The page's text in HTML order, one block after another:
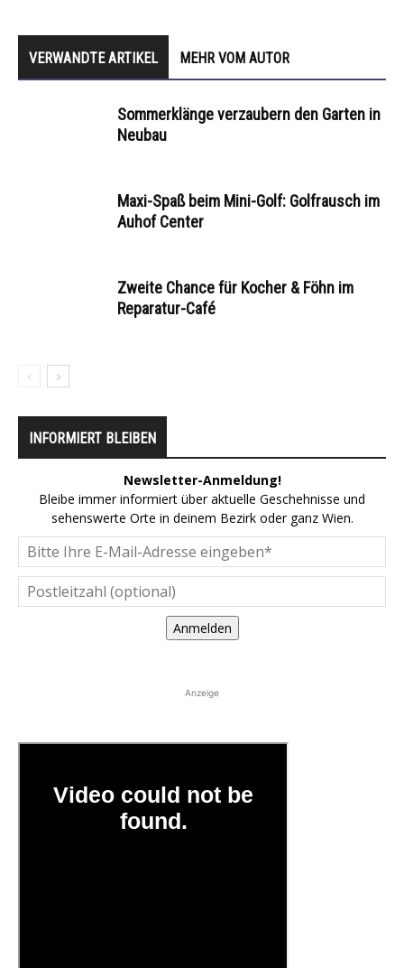
VERWANDTE ARTIKEL MEHR VOM AUTOR
Sommerklänge verzaubern den Garten in
Neubau
Maxi-Spaß beim Mini-Golf: Golfrausch im
Auhof Center
Zweite Chance für Kocher & Föhn im
Reparatur-Café
INFORMIERT BLEIBEN
Newsletter-Anmeldung!
Bleibe immer informiert über aktuelle Geschehnisse und
sehenswerte Orte in deinem Bezirk oder ganz Wien.
Anmelden
Anzeige